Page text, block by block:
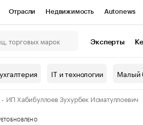
Отрасли Недвижимость Autonews
Проверка контрагентов
Эксперты
IT и технологии Малый
ИП Хабибуллоев Зухурбек Исматуллоевич
ОБНОВЛЕНО